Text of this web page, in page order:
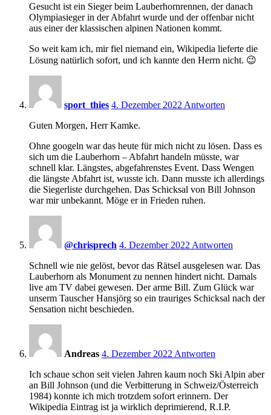
Gesucht ist ein Sieger beim Lauberhornrennen, der danach
Olympiasieger in der Abfahrt wurde und der offenbar nicht
aus einer der klassischen alpinen Nationen kommt.
So weit kam ich, mir fiel niemand ein, Wikipedia lieferte die
Lösung natürlich sofort, und ich kannte den Herrn nicht. 😉
sport_thies 4. Dezember 2022 Antworten
Guten Morgen, Herr Kamke.
Ohne googeln war das heute für mich nicht zu lösen. Dass es
sich um die Lauberhorn – Abfahrt handeln müsste, war
schnell klar. Längstes, abgefahrenstes Event. Dass Wengen
die längste Abfahrt ist, wusste ich. Dann musste ich allerdings
die Siegerliste durchgehen. Das Schicksal von Bill Johnson
war mir unbekannt. Möge er in Frieden ruhen.
@chrisprech 4. Dezember 2022 Antworten
Schnell wie nie gelöst, bevor das Rätsel ausgelesen war. Das
Lauberhorn als Monument zu nennen hindert nicht. Damals
live am TV dabei gewesen. Der arme Bill. Zum Glück war
unserm Tauscher Hansjörg so ein trauriges Schicksal nach der
Sensation nicht beschieden.
Andreas 4. Dezember 2022 Antworten
Ich schaue schon seit vielen Jahren kaum noch Ski Alpin aber
an Bill Johnson (und die Verbitterung in Schweiz/Österreich
1984) konnte ich mich trotzdem sofort erinnern. Der
Wikipedia Eintrag ist ja wirklich deprimierend, R.I.P.